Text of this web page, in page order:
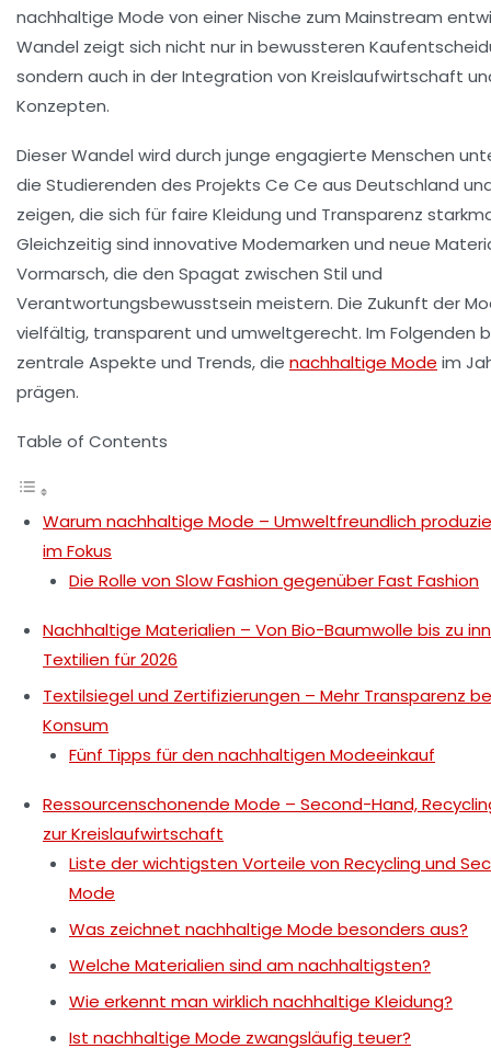
nachhaltige Mode von einer Nische zum Mainstream
Wandel zeigt sich nicht nur in bewussteren
sondern auch in der Integration von Kreislaufwirtschaft
Konzepten.
Dieser Wandel wird durch junge engagierte Menschen
die Studierenden des Projekts Ce Ce aus Deutschland
zeigen, die sich für faire Kleidung und Transparenz
Gleichzeitig sind innovative Modemarken und neue
Vormarsch, die den Spagat zwischen Stil und
Verantwortungsbewusstsein meistern. Die Zukunft der
vielfältig, transparent und umweltgerecht. Im Folgenden
zentrale Aspekte und Trends, die nachhaltige Mode im
prägen.
Table of Contents
Warum nachhaltige Mode – Umweltfreundlich
im Fokus
Die Rolle von Slow Fashion gegenüber Fast Fashion
Nachhaltige Materialien – Von Bio-Baumwolle bis zu
Textilien für 2026
Textilsiegel und Zertifizierungen – Mehr Transparenz
Konsum
Fünf Tipps für den nachhaltigen Modeeinkauf
Ressourcenschonende Mode – Second-Hand,
zur Kreislaufwirtschaft
Liste der wichtigsten Vorteile von Recycling und
Mode
Was zeichnet nachhaltige Mode besonders aus?
Welche Materialien sind am nachhaltigsten?
Wie erkennt man wirklich nachhaltige Kleidung?
Ist nachhaltige Mode zwangsläufig teuer?